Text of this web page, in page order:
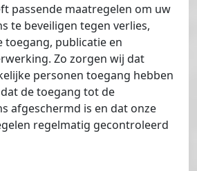
passende maatregelen om uw
te beveiligen tegen verlies,
toegang, publicatie en
Zo zorgen wij dat
personen toegang hebben
de toegang tot de
afgeschermd is en dat onze
regelmatig gecontroleerd